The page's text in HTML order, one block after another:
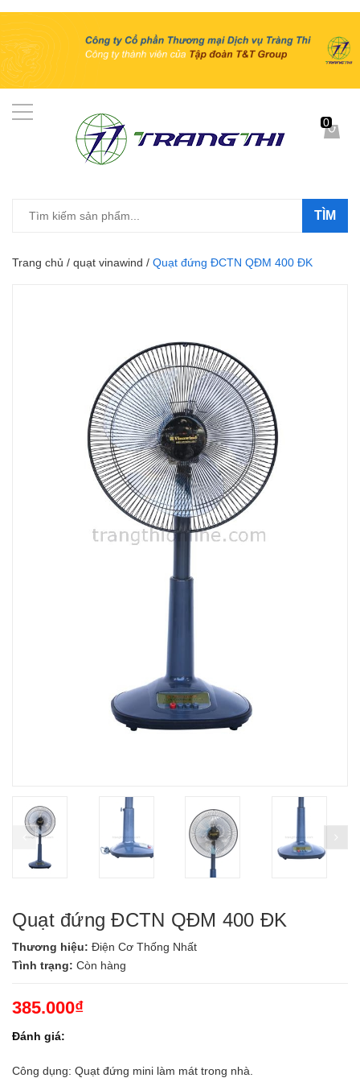
TÌM
0
Trang chủ / quạt vinawind / Quạt đứng ĐCTN QĐM 400 ĐK
prev
Quạt đứng ĐCTN QĐM 400 ĐK
Thương hiệu: Điện Cơ Thống Nhất
Tình trạng: Còn hàng
385.000₫
Đánh giá:
Công dụng: Quạt đứng mini làm mát trong nhà.